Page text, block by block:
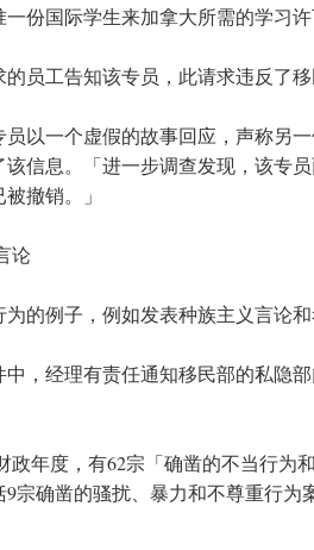
份国际学生来加拿大所需的学习
员工告知该专员，此请求违反了
以一个虚假的故事回应，声称另
信息。「进一步调查发现，该专
撤销。」
论
的例子，例如发表种族主义言论
，经理有责任通知移民部的私隐
政年度，有62宗「确凿的不当行为
9宗确凿的骚扰、暴力和不尊重行为